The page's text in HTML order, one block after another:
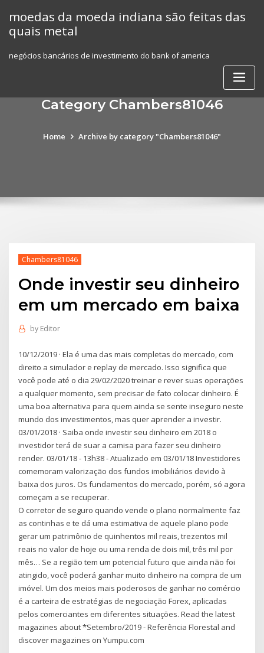
content
moedas da moeda indiana são feitas das
quais metal
negócios bancários de investimento do bank of america
Category Chambers81046
Home Archive by category "Chambers81046"
Chambers81046
Onde investir seu dinheiro
em um mercado em baixa
by Editor
10/12/2019 · Ela é uma das mais completas do mercado, com
direito a simulador e replay de mercado. Isso significa que
você pode até o dia 29/02/2020 treinar e rever suas operações
a qualquer momento, sem precisar de fato colocar dinheiro. É
uma boa alternativa para quem ainda se sente inseguro neste
mundo dos investimentos, mas quer aprender a investir.
03/01/2018 · Saiba onde investir seu dinheiro em 2018 o
investidor terá de suar a camisa para fazer seu dinheiro
render. 03/01/18 - 13h38 - Atualizado em 03/01/18 Investidores
comemoram valorização dos fundos imobiliários devido à
baixa dos juros. Os fundamentos do mercado, porém, só agora
começam a se recuperar.
O corretor de seguro quando vende o plano normalmente faz
as continhas e te dá uma estimativa de aquele plano pode
gerar um patrimônio de quinhentos mil reais, trezentos mil
reais no valor de hoje ou uma renda de dois mil, três mil por
mês… Se a região tem um potencial futuro que ainda não foi
atingido, você poderá ganhar muito dinheiro na compra de um
imóvel. Um dos meios mais poderosos de ganhar no comércio
é a carteira de estratégias de negociação Forex, aplicadas
pelos comerciantes em diferentes situações. Read the latest
magazines about *Setembro/2019 - Referência Florestal and
discover magazines on Yumpu.com